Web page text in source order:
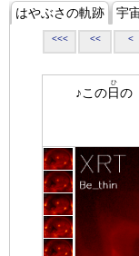
はやぶさの軌跡 宇
<<< << <
♪この日
ひ
の